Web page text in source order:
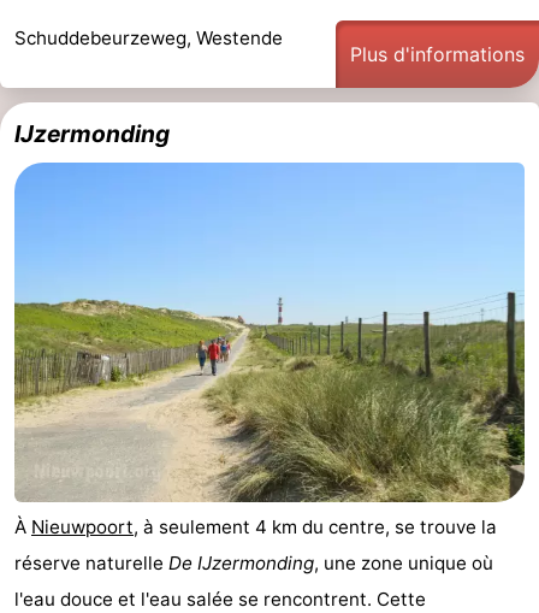
Schuddebeurzeweg, Westende
Plus d'informations
IJzermonding
À Nieuwpoort, à seulement 4 km du centre, se trouve la
réserve naturelle De IJzermonding, une zone unique où
l'eau douce et l'eau salée se rencontrent. Cette